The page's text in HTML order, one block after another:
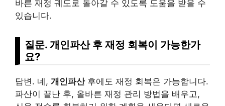
바른 재정 궤도로 돌아갈 수 있도록 도움을 받을 수
있습니다.
질문. 개인파산 후 재정 회복이 가능한가
요?
답변. 네, 개인파산후에도 재정 회복은 가능합니다.
파산이 끝난 후, 올바른 재정 관리 방법을 배우고,